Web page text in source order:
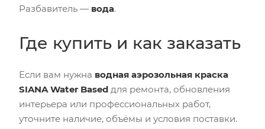
Разбавитель — вода.
Где купить и как заказать
Если вам нужна водная аэрозольная краска
SIANA Water Based для ремонта, обновления
интерьера или профессиональных работ,
уточните наличие, объёмы и условия поставки.